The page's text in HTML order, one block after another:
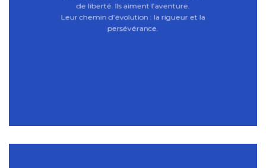
de liberté. Ils aiment l’aventure.
Leur chemin d’évolution : la rigueur et la
persévérance.